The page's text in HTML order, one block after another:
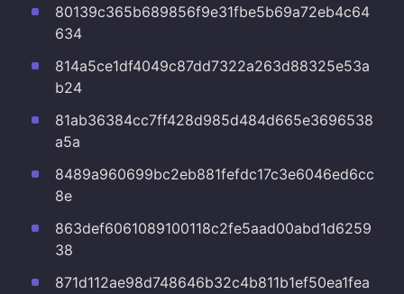
80139c365b689856f9e31fbe5b69a72eb4c64
634
814a5ce1df4049c87dd7322a263d88325e53a
b24
81ab36384cc7ff428d985d484d665e3696538
a5a
8489a960699bc2eb881fefdc17c3e6046ed6cc
8e
863def6061089100118c2fe5aad00abd1d6259
38
871d112ae98d748646b32c4b811b1ef50ea1fea